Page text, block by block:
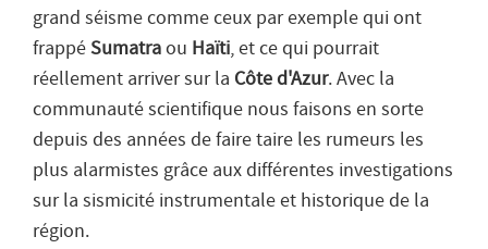
grand séisme comme ceux par exemple qui ont
frappé Sumatra ou Haïti, et ce qui pourrait
réellement arriver sur la Côte d'Azur. Avec la
communauté scientifique nous faisons en sorte
depuis des années de faire taire les rumeurs les
plus alarmistes grâce aux différentes investigations
sur la sismicité instrumentale et historique de la
région.